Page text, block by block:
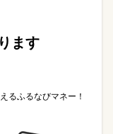
ます
るふるなびマネー！